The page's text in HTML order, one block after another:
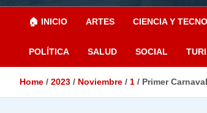
🏠 INICIO ARTES CIENCIA Y
POLÍTICA SALUD SOCIAL
Home 2023 Noviembre 1 Primer